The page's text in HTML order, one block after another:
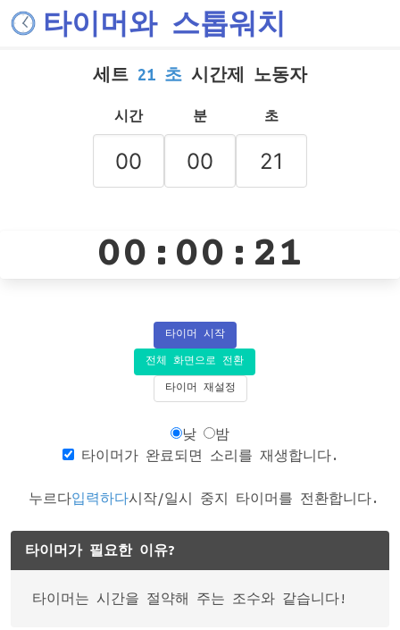
타이머와 스톱워치
세트 21 초 시간제 노동자
시간 분 초
00:00:21
타이머 시작
전체 화면으로 전환
타이머 재설정
낮
밤
타이머가 완료되면 소리를 재생합니다.
누르다입력하다시작/일시 중지 타이머를 전환합니다.
타이머가 필요한 이유?
타이머는 시간을 절약해 주는 조수와 같습니다!